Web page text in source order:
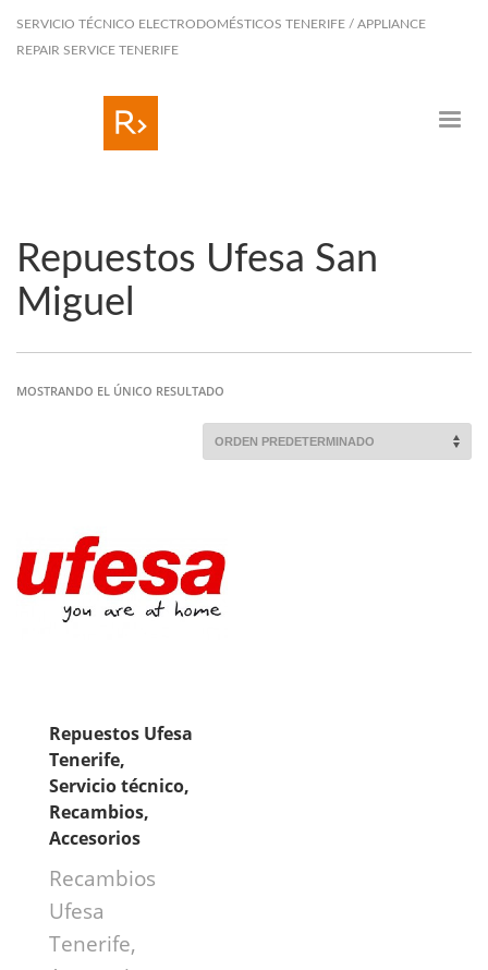
SERVICIO TÉCNICO ELECTRODOMÉSTICOS TENERIFE / APPLIANCE
REPAIR SERVICE TENERIFE
Repuestos Ufesa San
Miguel
MOSTRANDO EL ÚNICO RESULTADO
Repuestos Ufesa
Tenerife,
Servicio técnico,
Recambios,
Accesorios
Recambios
Ufesa
Tenerife,